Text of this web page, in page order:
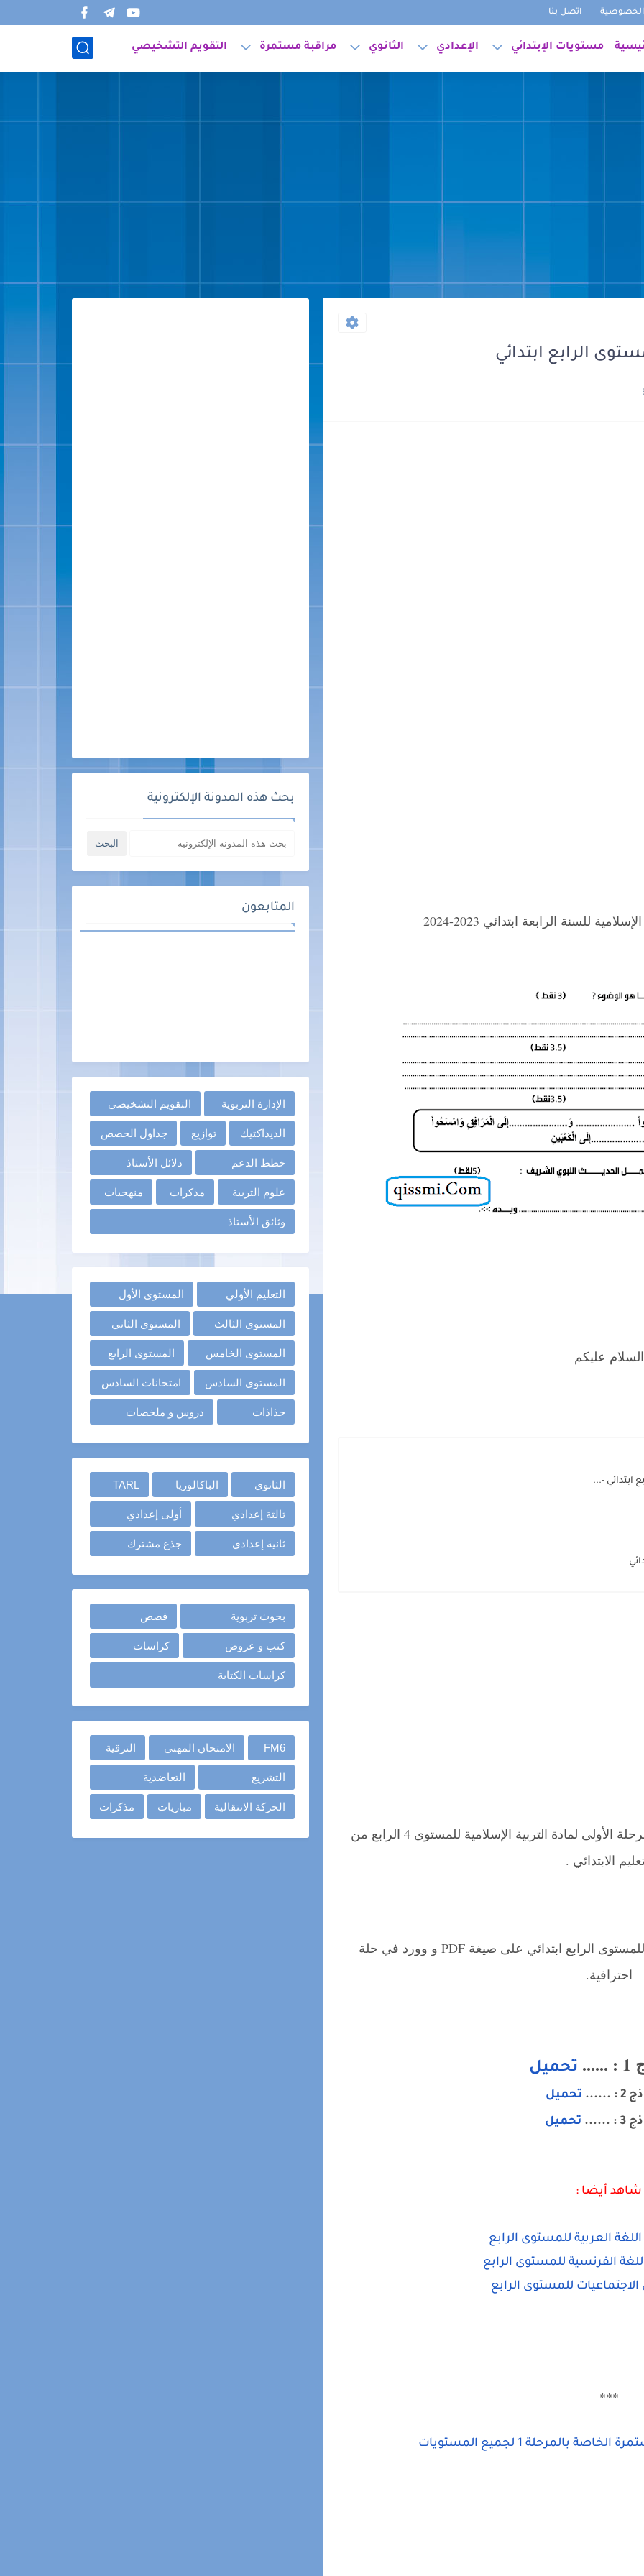
اتصل بنا
مستويات الإبتدائي الإعدادي الثانوي مراقبة مستمرة التقويم التشخيصي
للسنة الرابعة ابتدائي 2023-2024
السلام عليكم
ابتدائي -...
نقدم لكم في موقع مدونة قسمي فرض المرحلة الأولى لمادة التربية الإسلامية للمستوى 4 الرابع من
الابتدائي .
نماذج فروض رقم 1 في التربية الإسلامية للمستوى الرابع ابتدائي على صيغة PDF و وورد في حلة
احترافية.
تحميل
: ...... تحميل
...... تحميل
شاهد أيضا :
العربية للمستوى الرابع
الفرنسية للمستوى الرابع
للمستوى الرابع
***
بالمرحلة 1 لجميع المستويات
بحث هذه المدونة الإلكترونية
المتابعون
الإدارة التربوية التقويم التشخيصي
الديداكتيك توازيع جداول الحصص
خطط الدعم دلائل الأستاذ
علوم التربية مذكرات منهجيات
وثائق الأستاذ
التعليم الأولي المستوى الأول
المستوى الثالث المستوى الثاني
المستوى الخامس المستوى الرابع
المستوى السادس امتحانات السادس
جذاذات دروس و ملخصات
الثانوي الباكالوريا TARL
ثالثة إعدادي أولى إعدادي
ثانية إعدادي جذع مشترك
بحوث تربوية قصص
كتب و عروض كراسات
كراسات الكتابة
FM6 الامتحان المهني الترقية
التشريع التعاضدية
الحركة الانتقالية مباريات مذكرات